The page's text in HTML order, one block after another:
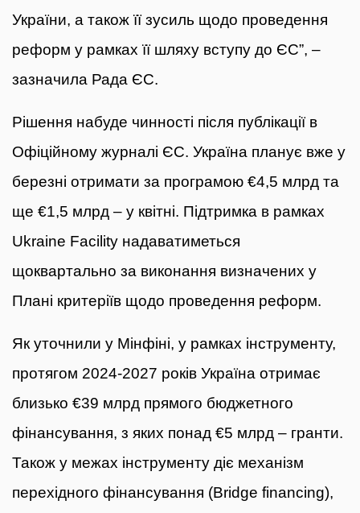
України, а також її зусиль щодо проведення
реформ у рамках її шляху вступу до ЄС”, –
зазначила Рада ЄС.
Рішення набуде чинності після публікації в
Офіційному журналі ЄС. Україна планує вже у
березні отримати за програмою €4,5 млрд та
ще €1,5 млрд – у квітні. Підтримка в рамках
Ukraine Facility надаватиметься
щоквартально за виконання визначених у
Плані критеріїв щодо проведення реформ.
Як уточнили у Мінфіні, у рамках інструменту,
протягом 2024-2027 років Україна отримає
близько €39 млрд прямого бюджетного
фінансування, з яких понад €5 млрд – гранти.
Також у межах інструменту діє механізм
перехідного фінансування (Bridge financing),